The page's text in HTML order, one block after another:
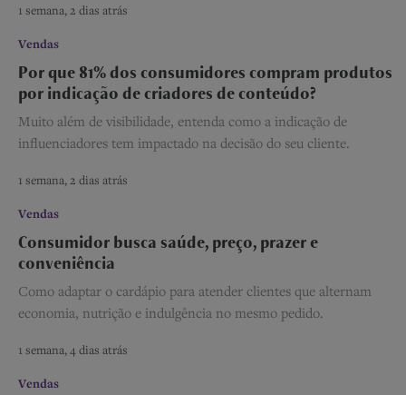
1 semana, 2 dias atrás
Vendas
Por que 81% dos consumidores compram produtos
por indicação de criadores de conteúdo?
Muito além de visibilidade, entenda como a indicação de
influenciadores tem impactado na decisão do seu cliente.
1 semana, 2 dias atrás
Vendas
Consumidor busca saúde, preço, prazer e
conveniência
Como adaptar o cardápio para atender clientes que alternam
economia, nutrição e indulgência no mesmo pedido.
1 semana, 4 dias atrás
Vendas